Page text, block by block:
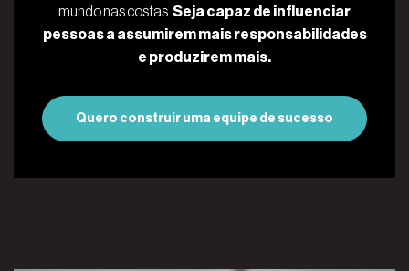
mundo nas costas. Seja capaz de influenciar
pessoas a assumirem mais responsabilidades
e produzirem mais.
Quero construir uma equipe de sucesso